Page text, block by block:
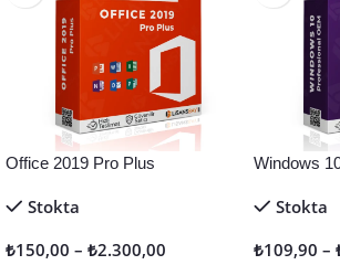
Office 2019 Pro Plus
Stokta
₺150,00 – ₺2.300,00
Windows
Stokta
₺109,90 –